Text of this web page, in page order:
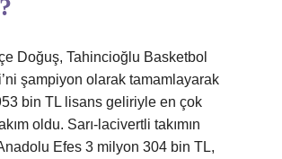
Doğuş, Tahincioğlu Basketbol
şampiyon olarak tamamlayarak
bin TL lisans geliriyle en çok
oldu. Sarı-lacivertli takımın
Efes 3 milyon 304 bin TL,